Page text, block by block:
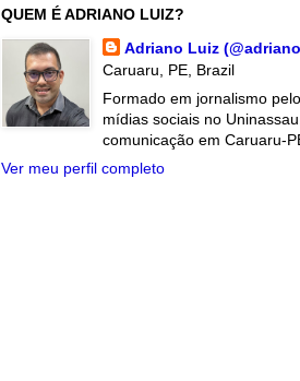
QUEM É ADRIANO LUIZ?
Adriano Luiz
Caruaru, PE, Brazil
Formado em jornalismo
mídias sociais no
comunicação em Caruaru-
Ver meu perfil completo